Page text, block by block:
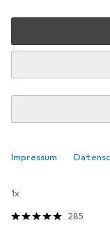
Impressum
Hier findest du
Moleskine
EUR
74,98
1x
285